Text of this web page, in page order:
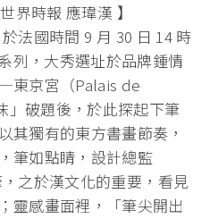
界時報 應瑋漢 】
法國時間 9 月 30 日 14 時
列，大秀選址於品牌鍾情
東京宮（Palais de
」破題後，於此探起下筆
其獨有的東方書畫節奏，
筆如點睛，設計總監
之於漢文化的重要，看見
靈感畫面裡，「筆尖開出